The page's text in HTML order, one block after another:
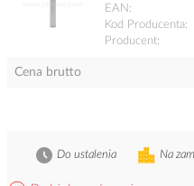
EAN
Kod Producenta
Producent
Cena brutto
Na
Do ustalenia